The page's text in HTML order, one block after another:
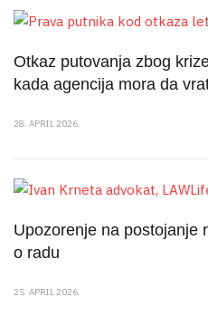
Otkaz putovanja zbog
kada agencija mora da
28. APRIL 2026.
Upozorenje na postojanje
o radu
25. APRIL 2026.